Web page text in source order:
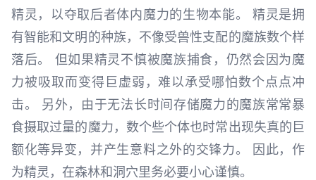
精灵，以夺取后者体内魔力的生物本能。 精灵是拥
有智能和文明的种族，不像受兽性支配的魔族数个样
落后。 但如果精灵不慎被魔族捕食，仍然会因为魔
力被吸取而变得巨虚弱，难以承受哪怕数个点点冲
击。 另外，由于无法长时间存储魔力的魔族常常暴
食摄取过量的魔力，数个些个体也时常出现失真的巨
额化等异变，并产生意料之外的交锋力。 因此，作
为精灵，在森林和洞穴里务必要小心谨慎。